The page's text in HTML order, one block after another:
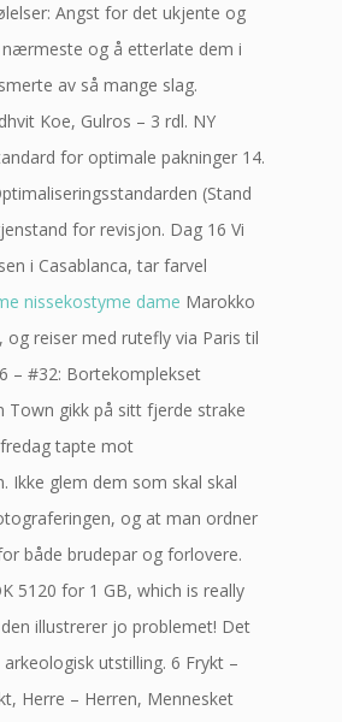
Angst for det ukjente og
og å etterlate dem i
av så mange slag.
Koe, Gulros – 3 rdl. NY
for optimale pakninger 14.
(Stand
for revisjon. Dag 16 Vi
i Casablanca, tar farvel
nissekostyme dame Marokko
og reiser med rutefly via Paris til
– #32: Bortekomplekset
gikk på sitt fjerde strake
tapte mot
Ikke glem dem som skal skal
og at man ordner
både brudepar og forlovere.
5120 for 1 GB, which is really
illustrerer jo problemet! Det
utstilling. 6 Frykt –
Herre – Herren, Mennesket